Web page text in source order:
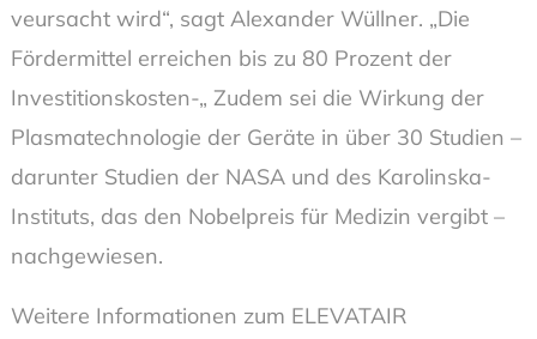
veursacht wird“, sagt Alexander Wüllner. „Die
Fördermittel erreichen bis zu 80 Prozent der
Investitionskosten-„ Zudem sei die Wirkung der
Plasmatechnologie der Geräte in über 30 Studien –
darunter Studien der NASA und des Karolinska-
Instituts, das den Nobelpreis für Medizin vergibt –
nachgewiesen.
Weitere Informationen zum ELEVATAIR